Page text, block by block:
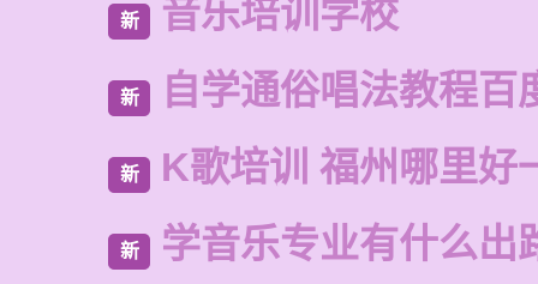
新 音乐培训学校
新 自学通俗唱法教程百
新 K歌培训 福州哪里好
新 学音乐专业有什么出